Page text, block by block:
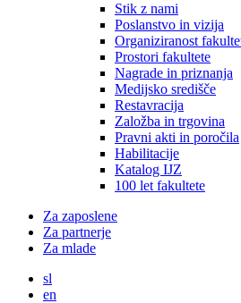
Stik z nami
Poslanstvo in vizija
Organiziranost
Prostori fakultete
Nagrade in priznanja
Medijsko središče
Restavracija
Založba in trgovina
Pravni akti in poročila
Habilitacije
Katalog IJZ
100 let fakultete
Za zaposlene
Za partnerje
Za mlade
sl
en